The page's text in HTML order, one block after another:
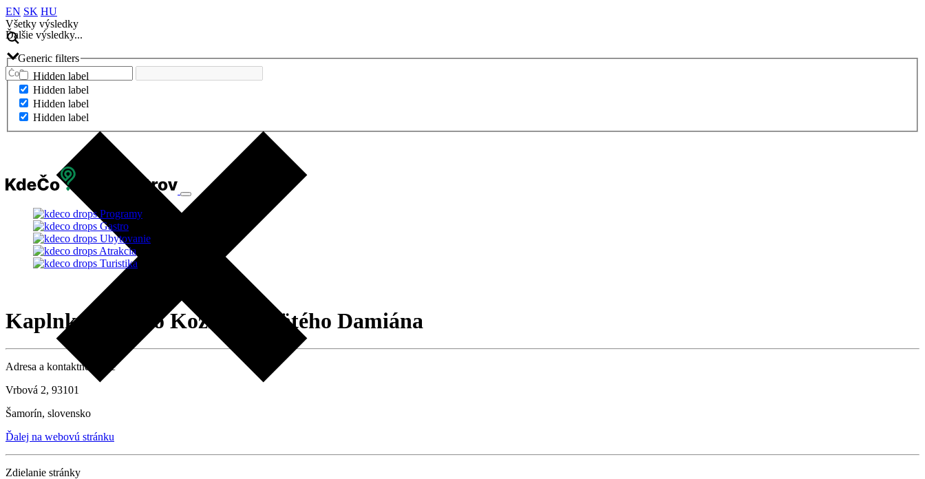
EN SK HU
Všetky výsledky
Ďalšie výsledky...
Generic filters
Hidden label
Hidden label
Hidden label
Hidden label
Ďalšie výsledky...
Programy
Gastro
Ubytovanie
Atrakcia
Turistika
Kaplnka svätého Kozmu a svätého Damiána
Adresa a kontaktné údaje
Vrbová 2, 93101
Šamorín, slovensko
Ďalej na webovú stránku
Zdielanie stránky